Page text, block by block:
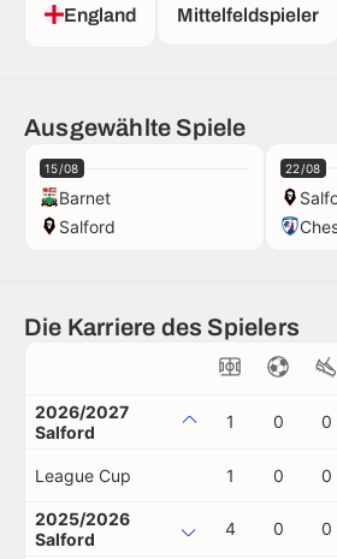
England Mittelfeldspieler
Ausgewählte Spiele
15/08
Barnet
Salford
22/08
Die Karriere des Spielers
2026/2027
Salford
1 0 0
League Cup 1 0 0
2025/2026
Salford
4 0 0